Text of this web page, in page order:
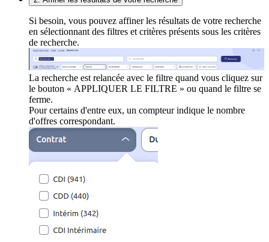
Si besoin, vous pouvez affiner les résultats de votre recherche
en sélectionnant des filtres et critères présents sous les critères
de recherche.
La recherche est relancée avec le filtre quand vous cliquez sur
le bouton « APPLIQUER LE FILTRE » ou quand le filtre se
ferme.
Pour certains d'entre eux, un compteur indique le nombre
d'offres correspondant.